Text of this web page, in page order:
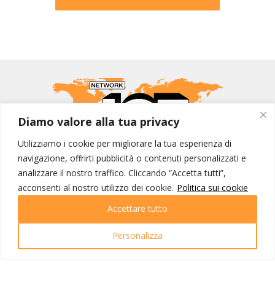
Diamo valore alla tua privacy
Utilizziamo i cookie per migliorare la tua esperienza di
navigazione, offrirti pubblicità o contenuti personalizzati e
analizzare il nostro traffico. Cliccando “Accetta tutti”,
acconsenti al nostro utilizzo dei cookie. Politica sui cookie
Personalizza
Accettare tutto
MONDO IOT VIAGGI
Corporate
I NOSTRI PRODOTTI
Destinazioni